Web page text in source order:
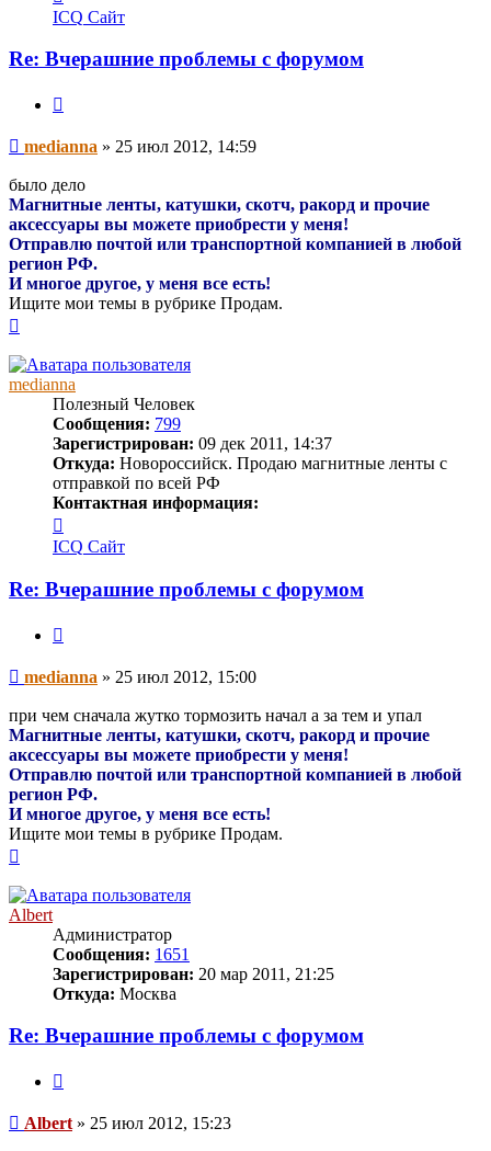
информация
пользователя
ICQ Сайт
Re: Вчерашние проблемы с форумом
Сообщение
medianna » 25 июл 2012, 14:59
было дело
Магнитные ленты, катушки, скотч, ракорд и прочие
аксессуары вы можете приобрести у меня!
Отправлю почтой или транспортной компанией в любой
регион РФ.
И многое другое, у меня все есть!
Ищите мои темы в рубрике Продам.
началу
medianna
Полезный Человек
Сообщения: 799
Зарегистрирован: 09 дек 2011, 14:37
Откуда: Новороссийск. Продаю магнитные ленты с
отправкой по всей РФ
Контактная информация:
информация
пользователя
ICQ Сайт
Re: Вчерашние проблемы с форумом
Сообщение
medianna » 25 июл 2012, 15:00
при чем сначала жутко тормозить начал а за тем и упал
Магнитные ленты, катушки, скотч, ракорд и прочие
аксессуары вы можете приобрести у меня!
Отправлю почтой или транспортной компанией в любой
регион РФ.
И многое другое, у меня все есть!
Ищите мои темы в рубрике Продам.
началу
Albert
Администратор
Сообщения: 1651
Зарегистрирован: 20 мар 2011, 21:25
Откуда: Москва
Re: Вчерашние проблемы с форумом
Сообщение
Albert » 25 июл 2012, 15:23